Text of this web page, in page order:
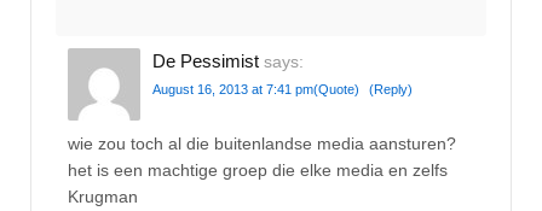
De Pessimist says:
August 16, 2013 at 7:41 pm(Quote) (Reply)
wie zou toch al die buitenlandse media aansturen?
het is een machtige groep die elke media en zelfs
Krugman